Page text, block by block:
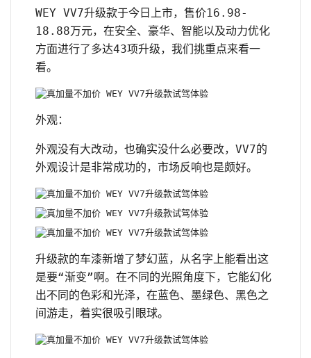
WEY VV7升级款于今日上市，售价16.98-
18.88万元，在安全、豪华、智能以及动力优化
方面进行了多达43项升级，我们挑重点来看一
看。
外观：
外观没有大改动，也确实没什么必要改，VV7的
外观设计是非常成功的，市场反响也是颇好。
升级款的车漆新增了梦幻蓝，从名字上能看出这
是要“渐变”啊。在不同的光照角度下，它能幻化
出不同的色彩和光泽，在蓝色、墨绿色、黑色之
间游走，着实很吸引眼球。